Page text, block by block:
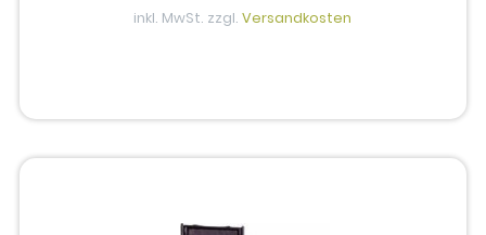
inkl. MwSt. zzgl.Versandkosten